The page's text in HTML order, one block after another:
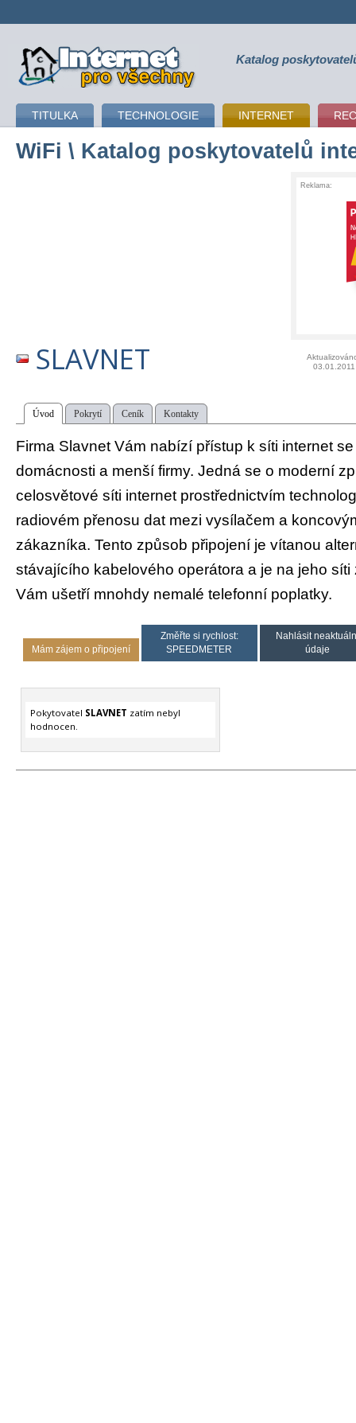
připojení k internetu Katalog
TITULKA TECHNOLOGIE INTERNET
WiFi \ Katalog poskytovatelů
Reklama:
SLAVNET
03.01.2011
Úvod Pokrytí Ceník Kontakty
Firma Slavnet Vám nabízí přístup k síti internet
domácnosti a menší firmy. Jedná se o moderní
celosvětové síti internet prostřednictvím
radiovém přenosu dat mezi vysílačem a
zákazníka. Tento způsob připojení je vítanou
stávajícího kabelového operátora a je na jeho
Vám ušetří mnohdy nemalé telefonní poplatky.
Mám zájem o připojení
Změřte si rychlost:
SPEEDMETER
Nahlásit
údaje
Pokytovatel SLAVNET zatím nebyl
hodnocen.